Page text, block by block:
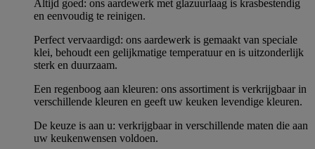
Altijd goed: ons aardewerk met glazuurlaag is krasbestendig
en eenvoudig te reinigen.
Perfect vervaardigd: ons aardewerk is gemaakt van speciale
klei, behoudt een gelijkmatige temperatuur en is uitzonderlijk
sterk en duurzaam.
Een regenboog aan kleuren: ons assortiment is verkrijgbaar in
verschillende kleuren en geeft uw keuken levendige kleuren.
De keuze is aan u: verkrijgbaar in verschillende maten die aan
uw keukenwensen voldoen.